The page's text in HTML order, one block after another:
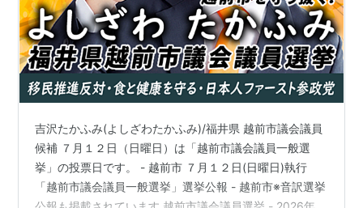
吉沢たかふみ(よしざわたかふみ)/福井県 越前市議会議員
候補 ７月１２日（日曜日）は「越前市議会議員一般選
挙」の投票日です。 - 越前市 ７月１２日(日曜日)執行
「越前市議会議員一般選挙」選挙公報 - 越前市※音訳選挙